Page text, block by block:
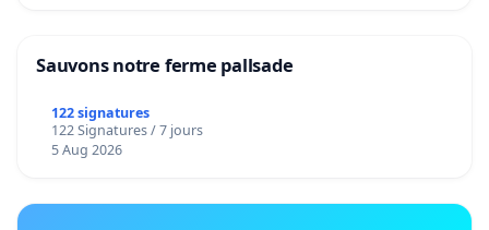
Sauvons notre ferme pallsade
122 signatures
122 Signatures / 7 jours
5 Aug 2026